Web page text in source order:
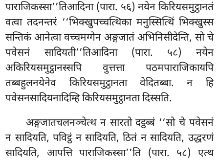
पाराजिकस्सा’’तिआदिना (पारा. ५६) नयेन किरियसमुट्ठानतं
वत्वा तदनन्तरं ‘‘भिक्खुपच्चत्थिका मनुस्सित्थिं भिक्खुस्स
सन्तिकं आनेत्वा वच्चमग्गेन अङ्गजातं अभिनिसीदेन्ति, सो चे
पवेसनं सादियती’’तिआदिना (पारा. ५८) नयेन
अकिरियसमुट्ठानस्सपि वुत्तत्ता पठमपाराजिकायपि
तब्बहुलनयेनेव किरियसमुट्ठानता वेदितब्बा. न हि
पवेसनसादियनादिम्हि किरियसमुट्ठानता दिस्सति.
अङ्गजातचलनञ्चेत्थ न सारतो दट्ठब्बं ‘‘सो चे पवेसनं
न सादियति, पविट्ठं न सादियति, ठितं न सादियति, उद्धरणं
सादियति, आपत्ति पाराजिकस्सा’’ति (पारा. ५८) एत्थ